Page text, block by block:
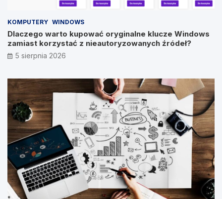
KOMPUTERY WINDOWS
Dlaczego warto kupować oryginalne klucze Windows
zamiast korzystać z nieautoryzowanych źródeł?
5 sierpnia 2026